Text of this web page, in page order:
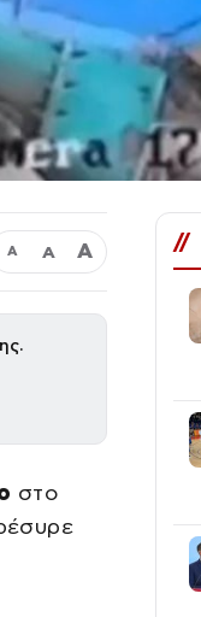
Α Α Α
στο
//